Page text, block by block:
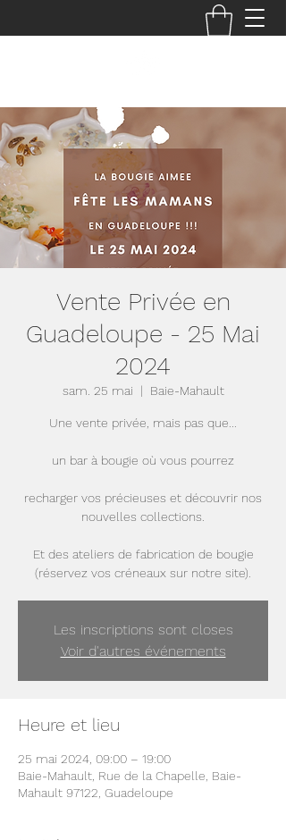
Vente Privée en
Guadeloupe - 25 Mai
2024
sam. 25 mai
  |
Baie-Mahault
Une vente privée, mais pas que...
un bar à bougie où vous pourrez
recharger vos précieuses et découvrir nos
nouvelles collections.
Et des ateliers de fabrication de bougie
(réservez vos créneaux sur notre site).
Les inscriptions sont closes
Voir d'autres événements
Heure et lieu
25 mai 2024, 09:00 – 19:00
Baie-Mahault, Rue de la Chapelle, Baie-
Mahault 97122, Guadeloupe